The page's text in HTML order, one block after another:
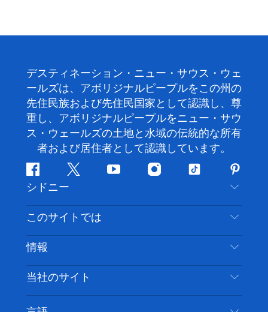
デスティネーション・ニュー・サウス・ウェ
ールズは、アボリジナルピープルをこの州の
先住民族および先住民国家として認識し、尊
重し、アボリジナルピープルをニュー・サウ
ス・ウェールズの土地と水域の伝統的な所有
者および居住者として認識しています。
フ
ェ
イ
ス
ブ
ッ
ク
ツ
ッ
タ
ー
ユ
チ
ー
イ
ス
グ
ム
テ
ッ
ト
ク
ピ
ン
タ
レ
ス
ト
シドニー
お問い合わせ
免責事項
クッキーに関する通知
このサイトでは
目的地
やるべきこと
イベント
情報
旅行情報
アクセシブルシドニー
当社のサイト